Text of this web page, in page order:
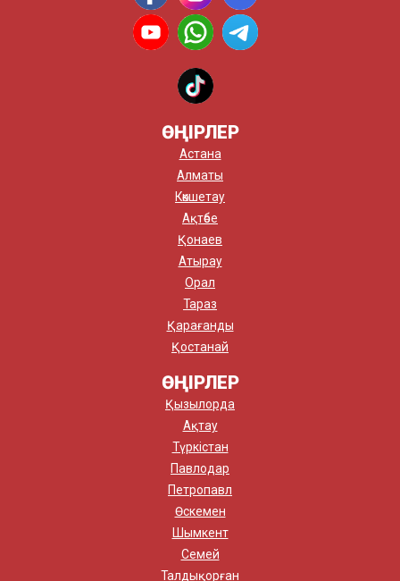
ӨҢІРЛЕР
Астана
Алматы
Көкшетау
Ақтөбе
Қонаев
Атырау
Орал
Тараз
Қарағанды
Қостанай
ӨҢІРЛЕР
Қызылорда
Ақтау
Түркістан
Павлодар
Петропавл
Өскемен
Шымкент
Семей
Талдықорған